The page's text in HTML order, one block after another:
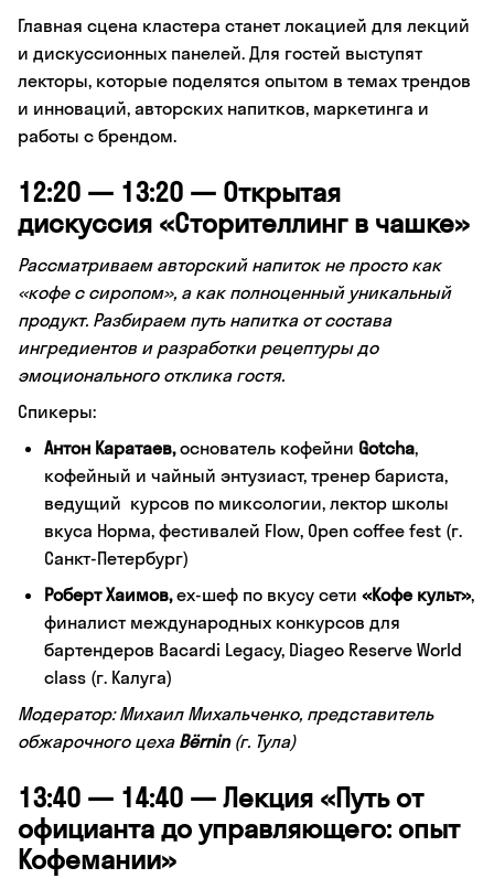
Главная сцена кластера станет локацией для лекций
и дискуссионных панелей. Для гостей выступят
лекторы, которые поделятся опытом в темах трендов
и инноваций, авторских напитков, маркетинга и
работы с брендом.
12:20 — 13:20 — Открытая
дискуссия «Сторителлинг в чашке»
Рассматриваем авторский напиток не просто как
«кофе с сиропом», а как полноценный уникальный
продукт. Разбираем путь напитка от состава
ингредиентов и разработки рецептуры до
эмоционального отклика гостя.
Спикеры:
Антон Каратаев,основатель кофейни Gotcha,
кофейный и чайный энтузиаст, тренер бариста,
ведущий курсов по миксологии, лектор школы
вкуса Норма, фестивалей Flow, Open coffee fest (г.
Санкт-Петербург)
Роберт Хаимов,ex-шеф по вкусу сети «Кофе культ»,
финалист международных конкурсов для
бартендеров Bacardi Legacy, Diageo Reserve World
class (г. Калуга)
Модератор: Михаил Михальченко, представитель
обжарочного цеха Bёrnin (г. Тула)
13:40 — 14:40 — Лекция «Путь от
официанта до управляющего: опыт
Кофемании»